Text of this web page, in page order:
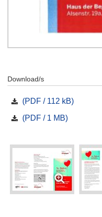
Download/s
(PDF / 112 kB)
(PDF / 1 MB)